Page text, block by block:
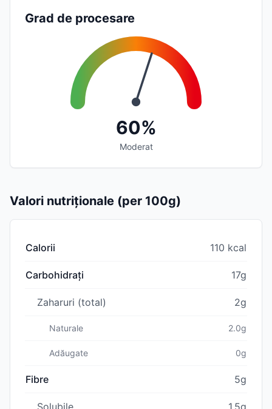
Grad de procesare
60%
Moderat
Valori nutriționale (per 100g)
Calorii 110 kcal
Carbohidrați 17g
Zaharuri (total) 2g
Naturale 2.0g
Adăugate 0g
Fibre 5g
Solubile 1.5g